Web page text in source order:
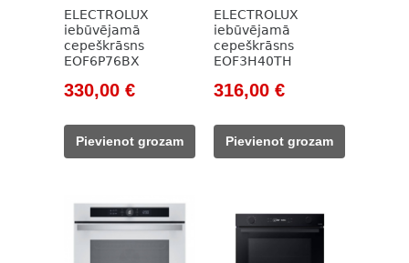
ELECTROLUX
iebūvējamā
cepeškrāsns
EOF6P76BX
Original
was:
502,00 €.
330,00 €Current
330,00 €.
Pievienot grozam
ELECTROLUX
iebūvējamā
cepeškrāsns
EOF3H40TH
Original
was:
432,00 €.
316,00 €Current
316,00 €.
Pievienot grozam